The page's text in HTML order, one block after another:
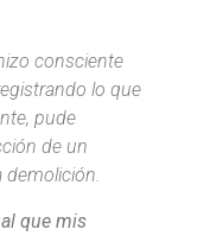
consciente
lo que
pude
de un
demolición.
que mis